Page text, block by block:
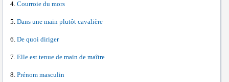
Courroie du mors
Dans une main plutôt cavalière
De quoi diriger
Elle est tenue de main de maître
Prénom masculin